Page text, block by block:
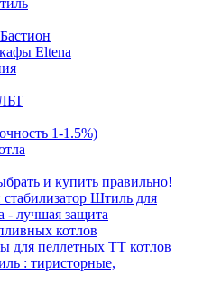
Eltena
1-1.5%)
и купить правильно!
Штиль для
- лучшая защита
котлов
для пеллетных ТТ котлов
: тиристорные,